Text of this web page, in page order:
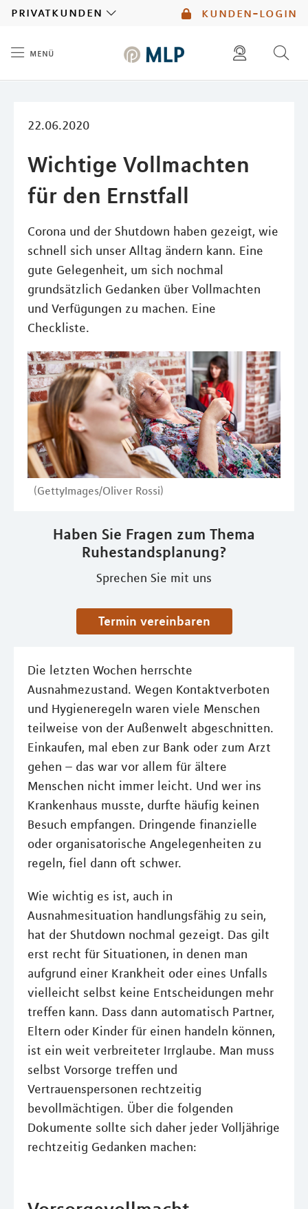
kunden-login
privatkunden
menü
22.06.2020
Wichtige Vollmachten
für den Ernstfall
Corona und der Shutdown haben gezeigt, wie
schnell sich unser Alltag ändern kann. Eine
gute Gelegenheit, um sich nochmal
grundsätzlich Gedanken über Vollmachten
und Verfügungen zu machen. Eine
Checkliste.
(GettyImages/Oliver Rossi)
Haben Sie Fragen zum Thema
Ruhestandsplanung?
Sprechen Sie mit uns
Termin vereinbaren
Die letzten Wochen herrschte
Ausnahmezustand. Wegen Kontaktverboten
und Hygieneregeln waren viele Menschen
teilweise von der Außenwelt abgeschnitten.
Einkaufen, mal eben zur Bank oder zum Arzt
gehen – das war vor allem für ältere
Menschen nicht immer leicht. Und wer ins
Krankenhaus musste, durfte häufig keinen
Besuch empfangen. Dringende finanzielle
oder organisatorische Angelegenheiten zu
regeln, fiel dann oft schwer.
Wie wichtig es ist, auch in
Ausnahmesituation handlungsfähig zu sein,
hat der Shutdown nochmal gezeigt. Das gilt
erst recht für Situationen, in denen man
aufgrund einer Krankheit oder eines Unfalls
vielleicht selbst keine Entscheidungen mehr
treffen kann. Dass dann automatisch Partner,
Eltern oder Kinder für einen handeln können,
ist ein weit verbreiteter Irrglaube. Man muss
selbst Vorsorge treffen und
Vertrauenspersonen rechtzeitig
bevollmächtigen. Über die folgenden
Dokumente sollte sich daher jeder Volljährige
rechtzeitig Gedanken machen: